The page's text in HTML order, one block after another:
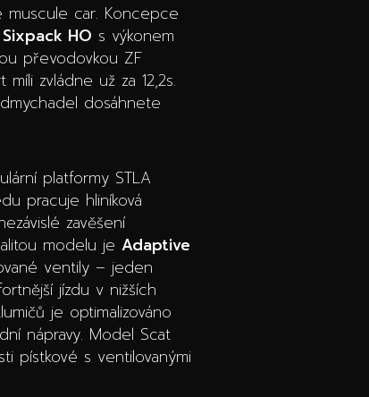
muscule car. Koncepce
HO s výkonem
převodovkou ZF
zvládne už za 12,2s.
dosáhnete
platformy STLA
pracuje hliníková
zavěšení
modelu je Adaptive
ventily – jeden
jízdu v nižších
je optimalizováno
nápravy. Model Scat
pístkové s ventilovanými